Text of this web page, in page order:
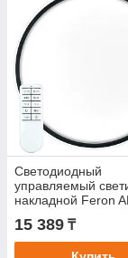
Светодиодный
управляемый
накладной Feron
RING тарелка 80W
3000К-6500K
15 389 ₸